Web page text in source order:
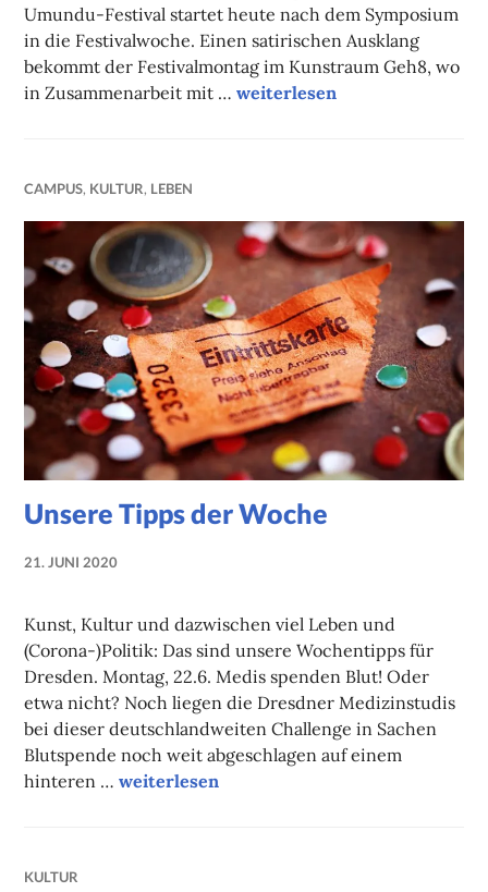
Umundu-Festival startet heute nach dem Symposium
in die Festivalwoche. Einen satirischen Ausklang
bekommt der Festivalmontag im Kunstraum Geh8, wo
in Zusammenarbeit mit …Unsere Tipps der Woche
weiterlesen
CAMPUS, KULTUR, LEBEN
Unsere Tipps der Woche
21. JUNI 2020
Kunst, Kultur und dazwischen viel Leben und
(Corona-)Politik: Das sind unsere Wochentipps für
Dresden. Montag, 22.6. Medis spenden Blut! Oder
etwa nicht? Noch liegen die Dresdner Medizinstudis
bei dieser deutschlandweiten Challenge in Sachen
Blutspende noch weit abgeschlagen auf einem
hinteren …Unsere Tipps der Woche
weiterlesen
KULTUR